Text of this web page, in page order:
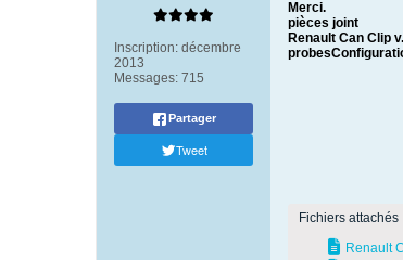
Inscription: décembre
2013
Messages: 715
Partager
Tweet
Merci.
pièces joint
Renault Can Clip
Fichiers attachés
Renault